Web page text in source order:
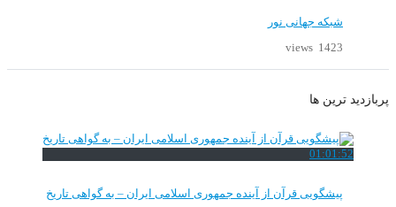
شبکه جهانی نور
1423 views
پربازدید ترین ها
01:01:52
پیشگویی قرآن از آینده جمهوری اسلامی ایران – به گواهی تاریخ